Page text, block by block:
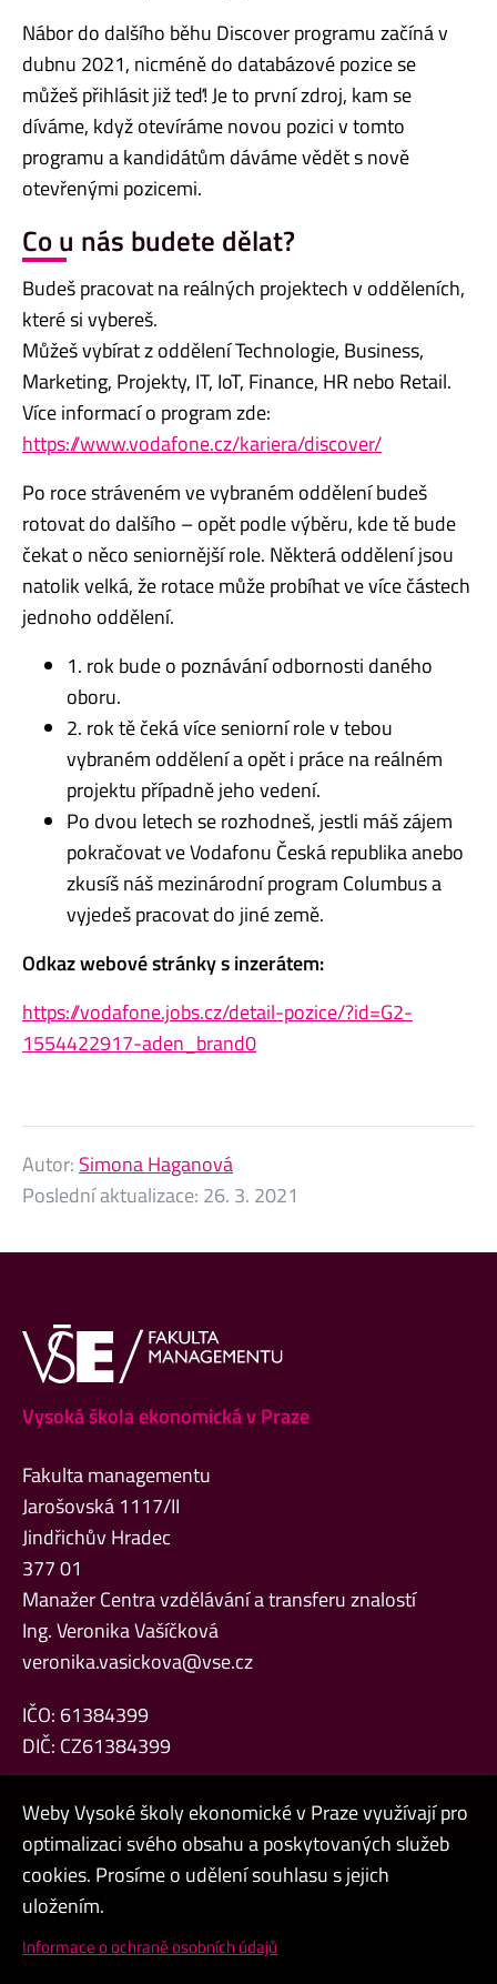
Nábor do dalšího běhu Discover programu začíná v
dubnu 2021, nicméně do databázové pozice se
můžeš přihlásit již teď! Je to první zdroj, kam se
díváme, když otevíráme novou pozici v tomto
programu a kandidátům dáváme vědět s nově
otevřenými pozicemi.
Co u nás budete dělat?
Budeš pracovat na reálných projektech v odděleních,
které si vybereš.
Můžeš vybírat z oddělení Technologie, Business,
Marketing, Projekty, IT, IoT, Finance, HR nebo Retail.
Více informací o program zde:
https://www.vodafone.cz/kariera/discover/
Po roce stráveném ve vybraném oddělení budeš
rotovat do dalšího – opět podle výběru, kde tě bude
čekat o něco seniornější role. Některá oddělení jsou
natolik velká, že rotace může probíhat ve více částech
jednoho oddělení.
1. rok bude o poznávání odbornosti daného
oboru.
2. rok tě čeká více seniorní role v tebou
vybraném oddělení a opět i práce na reálném
projektu případně jeho vedení.
Po dvou letech se rozhodneš, jestli máš zájem
pokračovat ve Vodafonu Česká republika anebo
zkusíš náš mezinárodní program Columbus a
vyjedeš pracovat do jiné země.
Odkaz webové stránky s inzerátem:
https://vodafone.jobs.cz/detail-pozice/?id=G2-
1554422917-aden_brand0
Autor: Simona Haganová
Poslední aktualizace: 26. 3. 2021
Vysoká škola ekonomická v Praze
Fakulta managementu
Jarošovská 1117/II
Jindřichův Hradec
377 01
Manažer Centra vzdělávání a transferu znalostí
Ing. Veronika Vašíčková
veronika.vasickova@vse.cz
IČO: 61384399
DIČ: CZ61384399
Admin
Cookies a ochrana osobních údajů
Weby Vysoké školy ekonomické v Praze využívají pro
optimalizaci svého obsahu a poskytovaných služeb
cookies. Prosíme o udělení souhlasu s jejich
uložením.
Informace o ochraně osobních údajů